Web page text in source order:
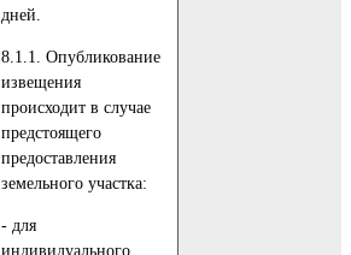
дней.
8.1.1. Опубликование
извещения
происходит в случае
предстоящего
предоставления
земельного участка:
- для
индивидуального